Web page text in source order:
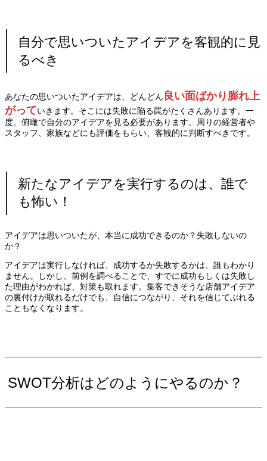
自分で思いついたアイデアを客観的に見
るべき
あなたの思いついたアイデアは、どんどん 良い面ばかり膨れ上
がっていきます。そこには失敗に陥る罠がたくさんあります。一
度、俯瞰で自分のアイデアを見る必要があります。周りの経営者や
スタッフ、家族などにも評価をもらい、客観的に判断すべきです。
新たなアイデアを実行するのは、誰で
も怖い！
アイデアは思いついたが、本当に成功できるのか？失敗しないの
か？
アイデアは実行しなければ、成功するか失敗するかは、誰もわかり
ません。しかし、前例を調べることで、すでに成功もしくは失敗し
た理由がわかれば、対策も取れます。集客できそうな店舗アイデア
の裏付けが取れるだけでも、自信につながり、それを信じてぶれる
こともなくなります。
SWOT分析はどのようにやるのか？